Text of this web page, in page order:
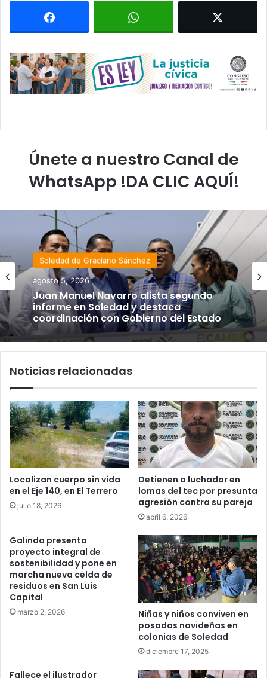
Únete a nuestro Canal de
WhatsApp !DA CLIC AQUÍ!
Soledad de Graciano Sánchez
agosto 5, 2026
Juan Manuel Navarro alista segundo
informe en Soledad y destaca
coordinación con Gobierno del Estado
Noticias relacionadas
Localizan cuerpo sin vida
en el Eje 140, en El Terrero
julio 18, 2026
Detienen a luchador en
lomas del tec por presunta
agresión contra su pareja
abril 6, 2026
Galindo presenta
proyecto integral de
sostenibilidad y pone en
marcha nueva celda de
residuos en San Luis
Capital
marzo 2, 2026
Niñas y niños conviven en
posadas navideñas en
colonias de Soledad
diciembre 17, 2025
Fallece el ilustrador